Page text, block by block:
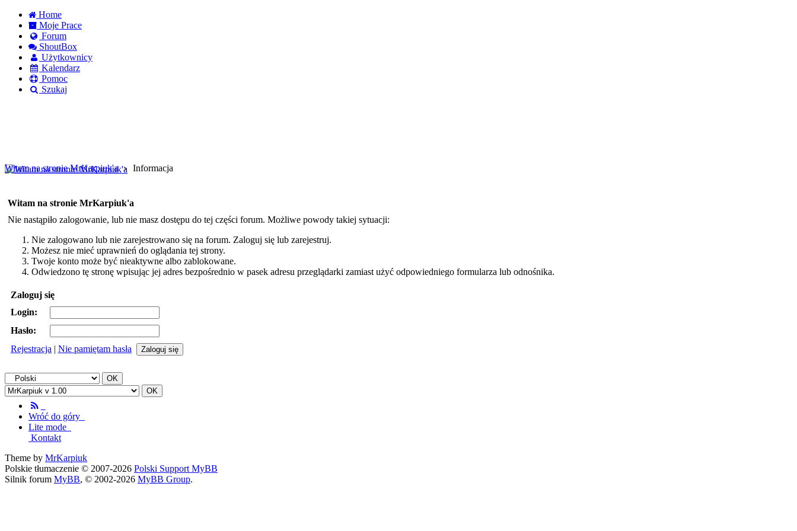
Home
Moje Prace
Forum
ShoutBox
Użytkownicy
Kalendarz
Pomoc
Szukaj
Witam na stronie MrKarpiuk'a
Informacja
Witam na stronie MrKarpiuk'a
Nie nastąpiło zalogowanie, lub nie masz dostępu do tej części forum. Możliwe powody takiej sytuacji:
Nie zalogowano lub nie zarejestrowano się na forum. Zaloguj się lub zarejestruj.
Możesz nie mieć uprawnień do oglądania tej strony.
Twoje konto może być nieaktywne albo zablokowane.
Odwiedzono tę stronę wpisując jej adres bezpośrednio w pasek adresu przeglądarki zamiast użyć odpowiedniego formularza lub odnośnika.
Zaloguj się
Login:
Hasło:
Rejestracja | Nie pamiętam hasła
Wróć do góry
Lite mode
Kontakt
Theme by MrKarpiuk
Polskie tłumaczenie © 2007-2026 Polski Support MyBB
Silnik forum MyBB, © 2002-2026 MyBB Group.